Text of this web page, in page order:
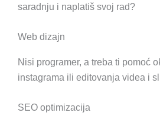
saradnju i naplatiš svoj rad?
Web dizajn
Nisi programer, a treba ti pomoć
instagrama ili editovanja videa i
SEO optimizacija